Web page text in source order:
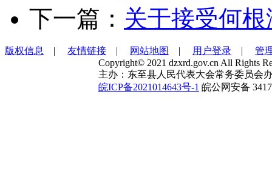
下一篇： 关于接受何
版权信息 | 友情链接 | 网站地图 | 用户登录 | 管
Copyright© 2021 dzxrd.gov.cn All Rights
主办：东至县人民代表大会常务委员会
皖ICP备2021014643号-1 皖公网安备